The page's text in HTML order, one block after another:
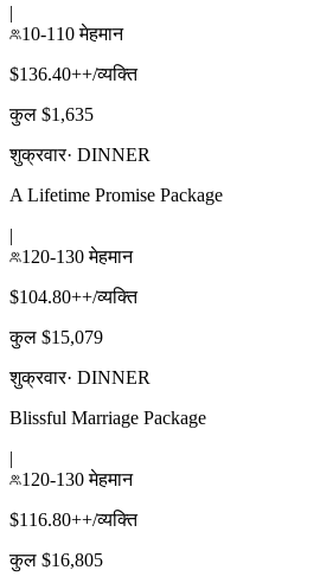
|
10-110 मेहमान
$136.40++/व्यक्ति
कुल $1,635
शुक्रवार· DINNER
A Lifetime Promise Package
|
120-130 मेहमान
$104.80++/व्यक्ति
कुल $15,079
शुक्रवार· DINNER
Blissful Marriage Package
|
120-130 मेहमान
$116.80++/व्यक्ति
कुल $16,805